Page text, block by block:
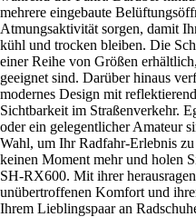
mehrere eingebaute
Atmungsaktivität sorgen, damit
kühl und trocken bleiben. Die
einer Reihe von Größen
geeignet sind. Darüber hinaus
modernes Design mit
Sichtbarkeit im Straßenverkehr.
oder ein gelegentlicher Amateur
Wahl, um Ihr Radfahr-Erlebnis
keinen Moment mehr und holen
SH-RX600. Mit ihrer
unübertroffenen Komfort und
Ihrem Lieblingspaar an